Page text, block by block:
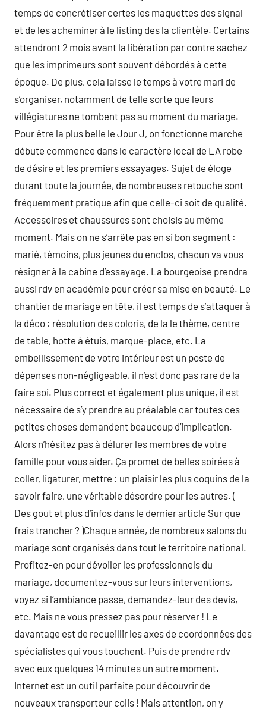
temps de concrétiser certes les maquettes des signal
et de les acheminer à le listing des la clientèle. Certains
attendront 2 mois avant la libération par contre sachez
que les imprimeurs sont souvent débordés à cette
époque. De plus, cela laisse le temps à votre mari de
s’organiser, notamment de telle sorte que leurs
villégiatures ne tombent pas au moment du mariage.
Pour être la plus belle le Jour J, on fonctionne marche
débute commence dans le caractère local de LA robe
de désire et les premiers essayages. Sujet de éloge
durant toute la journée, de nombreuses retouche sont
fréquemment pratique afin que celle-ci soit de qualité.
Accessoires et chaussures sont choisis au même
moment. Mais on ne s’arrête pas en si bon segment :
marié, témoins, plus jeunes du enclos, chacun va vous
résigner à la cabine d’essayage. La bourgeoise prendra
aussi rdv en académie pour créer sa mise en beauté. Le
chantier de mariage en tête, il est temps de s’attaquer à
la déco : résolution des coloris, de la le thème, centre
de table, hotte à étuis, marque-place, etc. La
embellissement de votre intérieur est un poste de
dépenses non-négligeable, il n’est donc pas rare de la
faire soi. Plus correct et également plus unique, il est
nécessaire de s’y prendre au préalable car toutes ces
petites choses demandent beaucoup d’implication.
Alors n’hésitez pas à délurer les membres de votre
famille pour vous aider. Ça promet de belles soirées à
coller, ligaturer, mettre : un plaisir les plus coquins de la
savoir faire, une véritable désordre pour les autres. (
Des gout et plus d’infos dans le dernier article Sur que
frais trancher ? )Chaque année, de nombreux salons du
mariage sont organisés dans tout le territoire national.
Profitez-en pour dévoiler les professionnels du
mariage, documentez-vous sur leurs interventions,
voyez si l’ambiance passe, demandez-leur des devis,
etc. Mais ne vous pressez pas pour réserver ! Le
davantage est de recueillir les axes de coordonnées des
spécialistes qui vous touchent. Puis de prendre rdv
avec eux quelques 14 minutes un autre moment.
Internet est un outil parfaite pour découvrir de
nouveaux transporteur colis ! Mais attention, on y